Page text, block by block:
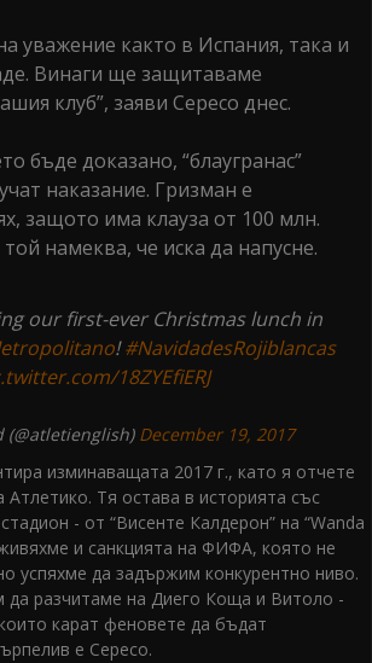
уважение както в Испания, така и
Винаги ще защитаваме
клуб”, заяви Сересо днес.
бъде доказано, “блаугранас”
наказание. Гризман е
защото има клауза от 100 млн.
намеква, че иска да напусне.
our first-ever Christmas lunch in
!#NavidadesRojiblancas
18ZYEfiERJ
December 19, 2017
изминаващата 2017 г., като я отчете
Атлетико. Тя остава в историята със
- от “Висенте Калдерон” на “Wanda
и санкцията на ФИФА, която не
успяхме да задържим конкурентно ниво.
разчитаме на Диего Коща и Витоло -
карат феновете да бъдат
е Сересо.